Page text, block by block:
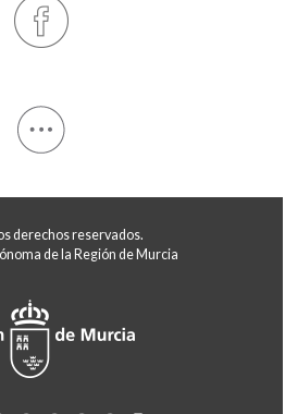
derechos reservados.
de la Región de Murcia